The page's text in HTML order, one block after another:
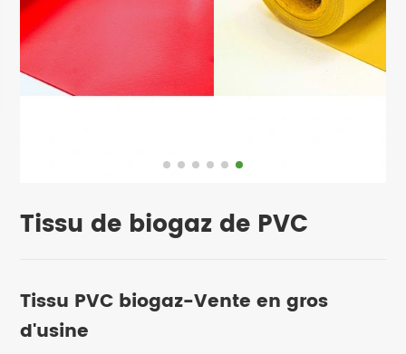
Tissu de biogaz de PVC
Tissu PVC biogaz-Vente en gros
d'usine